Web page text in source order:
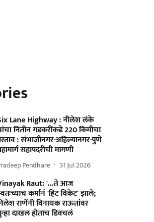
Lane Highway : नीलेश लंके
नितीन गडकरींकडे 220 किमीचा
: संभाजीनगर-अहिल्यानगर-पुणे
सहापदरीची मागणी
Pendhare 31 Jul 2026
Raut: '...ते आज
कर्मानं 'हिट विकेट' झाले;
राणेंनी विनायक राऊतांवर
दाखल होताच डिवचलं